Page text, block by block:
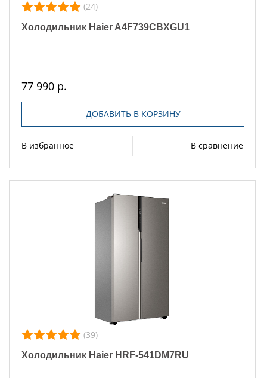
(24)
Холодильник Haier A4F739CBXGU1
77 990 р.
ДОБАВИТЬ В КОРЗИНУ
В избранное В сравнение
(39)
Холодильник Haier HRF-541DM7RU